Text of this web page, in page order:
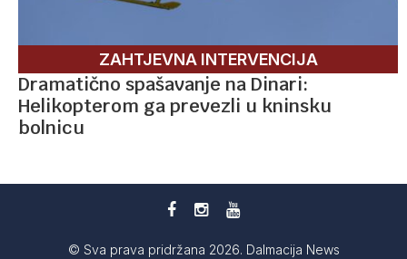
ZAHTJEVNA INTERVENCIJA
Dramatično spašavanje na Dinari:
Helikopterom ga prevezli u kninsku
bolnicu
© Sva prava pridržana 2026. Dalmacija News